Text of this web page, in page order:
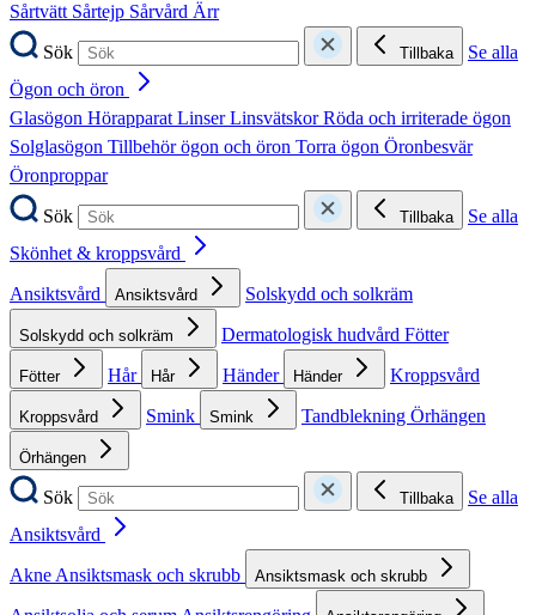
Sårtvätt Sårtejp Sårvård Ärr
Sök
Tillbaka
Se alla
Ögon och öron
Glasögon HörapparatLinserLinsvätskorRöda och irriterade ögon
Solglasögon Tillbehör ögon och öron Torra ögon Öronbesvär
Öronproppar
Sök
Tillbaka
Se alla
Skönhet & kroppsvård
Ansiktsvård
Ansiktsvård Solskydd och solkräm
Solskydd och solkräm Dermatologisk hudvård Fötter
Fötter Hår Hår Händer Händer Kroppsvård
Kroppsvård Smink Smink Tandblekning Örhängen
Örhängen
Sök Tillbaka
Se alla
Ansiktsvård
AkneAnsiktsmask och skrubb Ansiktsmask och skrubb